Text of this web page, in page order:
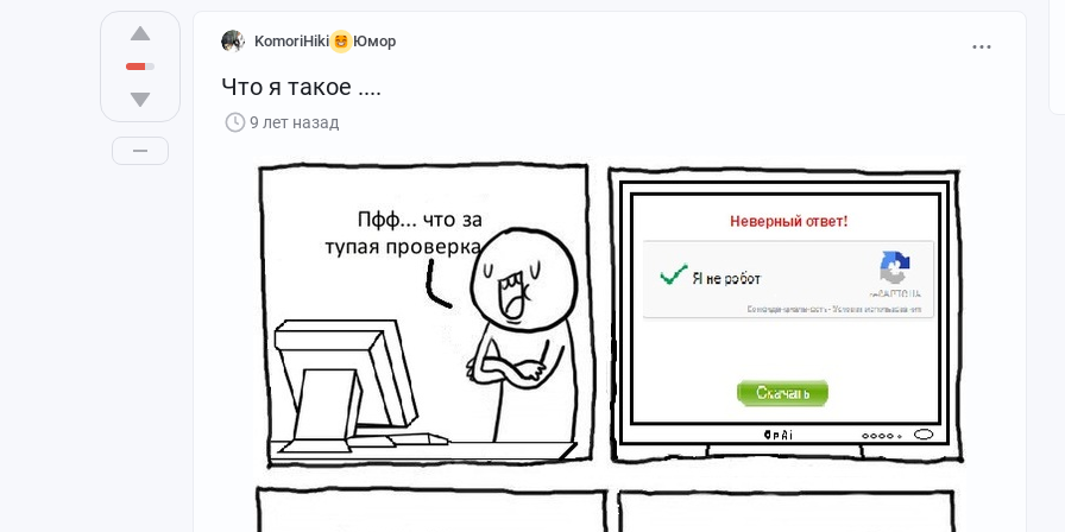
KomoriHiki Юмор
Что я такое ....
9 лет назад